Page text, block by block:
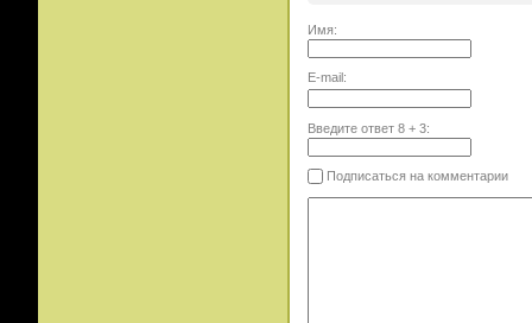
Имя:
E-mail:
Введите ответ 8+ 3:
Подписаться на комментарии